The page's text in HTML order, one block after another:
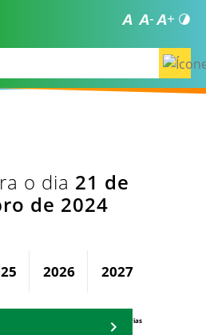
o dia 21 de
de 2024
2026 2027
Agenda Secretárias